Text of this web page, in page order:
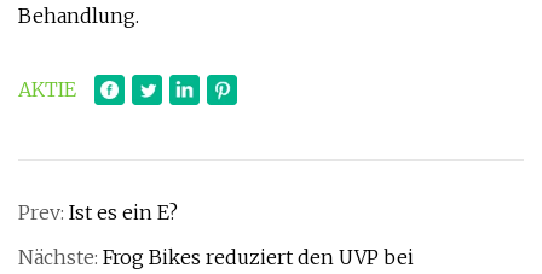
Behandlung.
AKTIE
Prev: Ist es ein E?
Nächste: Frog Bikes reduziert den UVP bei